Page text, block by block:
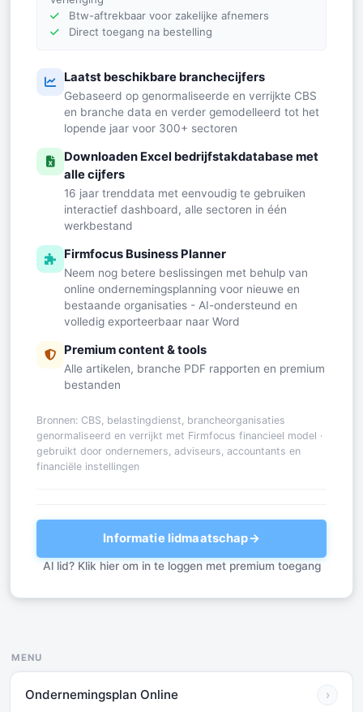
Btw-aftrekbaar voor zakelijke afnemers
Direct toegang na bestelling
Laatst beschikbare branchecijfers
Gebaseerd op genormaliseerde en verrijkte CBS
en branche data en verder gemodelleerd tot het
lopende jaar voor 300+ sectoren
Downloaden Excel bedrijfstakdatabase met
alle cijfers
16 jaar trenddata met eenvoudig te gebruiken
interactief dashboard, alle sectoren in één
werkbestand
Firmfocus Business Planner
Neem nog betere beslissingen met behulp van
online ondernemingsplanning voor nieuwe en
bestaande organisaties - AI-ondersteund en
volledig exporteerbaar naar Word
Premium content & tools
Alle artikelen, branche PDF rapporten en premium
bestanden
Bronnen: CBS, belastingdienst, brancheorganisaties
genormaliseerd en verrijkt met Firmfocus financieel model ·
gebruikt door ondernemers, adviseurs, accountants en
financiële instellingen
Informatie lidmaatschap→
Al lid? Klik hier om in te loggen met premium toegang
MENU
Ondernemingsplan Online ›